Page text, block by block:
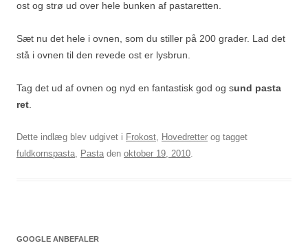
ost og strø ud over hele bunken af pastaretten.
Sæt nu det hele i ovnen, som du stiller på 200 grader. Lad det
stå i ovnen til den revede ost er lysbrun.
Tag det ud af ovnen og nyd en fantastisk god og sund pasta
ret
Dette indlæg blev udgivet i Frokost, Hovedretter og tagget
fuldkornspasta, Pasta den oktober 19, 2010.
GOOGLE ANBEFALER